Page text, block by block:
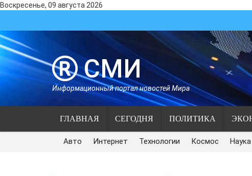
Воскресенье, 09 августа 2026
СМИ
Информационный портал новостей Мира
ГЛАВНАЯ СЕГОДНЯ ПОЛИТИКА
Авто Интернет Технологии Космос Наука